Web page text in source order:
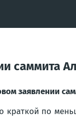
саммита
заявлении
краткой по